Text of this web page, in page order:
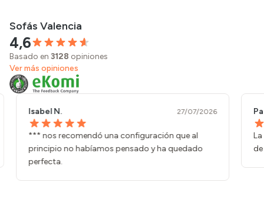
Sofás Valencia
4,6
Basado en 3128 opiniones
Ver más opiniones
Isabel N. 27/07/2026
*** nos recomendó una configuración que al
principio no habíamos pensado y ha quedado
perfecta.
La
de